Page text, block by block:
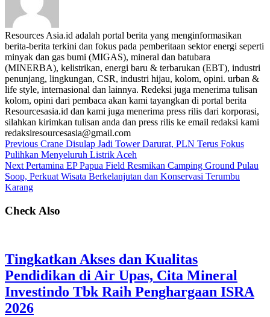
Resources Asia.id adalah portal berita yang menginformasikan
berita-berita terkini dan fokus pada pemberitaan sektor energi seperti
minyak dan gas bumi (MIGAS), mineral dan batubara
(MINERBA), kelistrikan, energi baru & terbarukan (EBT), industri
penunjang, lingkungan, CSR, industri hijau, kolom, opini. urban &
life style, internasional dan lainnya. Redeksi juga menerima tulisan
kolom, opini dari pembaca akan kami tayangkan di portal berita
Resourcesasia.id dan kami juga menerima press rilis dari korporasi,
silahkan kirimkan tulisan anda dan press rilis ke email redaksi kami
redaksiresourcesasia@gmail.com
Previous Crane Disulap Jadi Tower Darurat, PLN Terus Fokus
Pulihkan Menyeluruh Listrik Aceh
Next Pertamina EP Papua Field Resmikan Camping Ground Pulau
Soop, Perkuat Wisata Berkelanjutan dan Konservasi Terumbu
Karang
Check Also
Tingkatkan Akses dan Kualitas
Pendidikan di Air Upas, Cita Mineral
Investindo Tbk Raih Penghargaan ISRA
2026